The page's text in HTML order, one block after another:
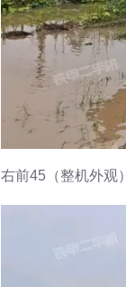
右前45（整机外观）